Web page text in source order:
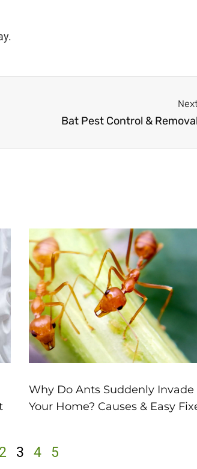
Bat Pest Control & Removal
Why Do Ants Suddenly Invade
Your Home? Causes & Easy
2 3 4 5